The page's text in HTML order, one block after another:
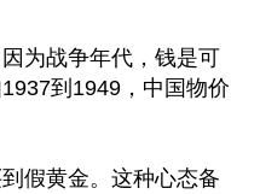
为战争年代，钱是可
到1949，中国物价
假黄金。这种心态备